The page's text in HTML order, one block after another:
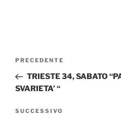
Navigazione
Articolo
precedente:
PRECEDENTE
TRIESTE 34, SABATO
SVARIETA’ “
Articolo
SUCCESSIVO